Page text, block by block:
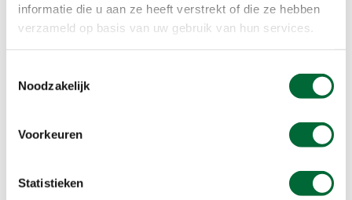
informatie die u aan ze heeft verstrekt of die ze hebben
verzameld op basis van uw gebruik van hun services.
Noodzakelijk
Voorkeuren
Statistieken
Je kunt dit blotevoetenpad starten tot 15.45 uur,
haal daarvoor de sleutel op bij de balie van het
buitencentrum. De entree is €3,- per persoon
(2024) en je betaalt per gezelschap een borg van